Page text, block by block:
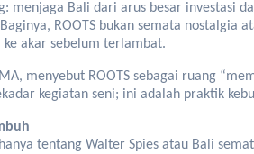
menjaga Bali dari arus besar investasi
ROOTS bukan semata
akar sebelum terlambat.
menyebut ROOTS sebagai ruang
kegiatan seni; ini adalah praktik
hanya tentang Walter Spies atau Bali